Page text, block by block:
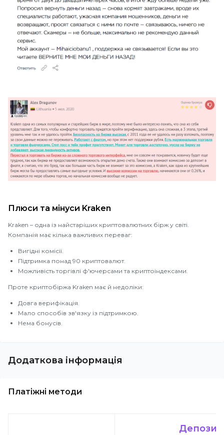
Плюси та мінуси Kraken
Kraken – одна із найстаріших криптовалютних бірж у світі.
Компанія має кілька важливих переваг:
Вигідні комісії.
Підтримка понад 90 криптовалют.
Можливість торгівлі ф'ючерсами та криптоіндексами.
Проте криптобіржа Kraken має й недоліки:
Довга верифікація.
Мало способів зв'язку із підтримкою.
Нема бонусів.
Додаткова інформація
Платіжні методи
Депозит